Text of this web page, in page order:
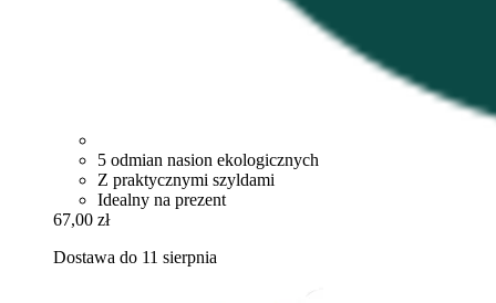
5 odmian nasion ekologicznych
Z praktycznymi szyldami
Idealny na prezent
67,00 zł
Dostawa do 11 sierpnia